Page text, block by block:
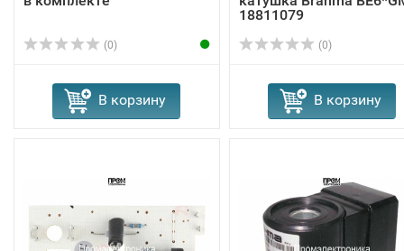
(0)
В корзину
18811079
(0)
В корзину